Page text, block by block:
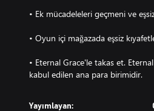
• Ek mücadeleleri geçmeni ve
• Oyun içi mağazada eşsiz
• Eternal Grace'le takas et.
kabul edilen ana para birimidir.
Yayımlayan: